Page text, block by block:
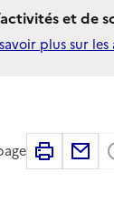
et de
plus sur